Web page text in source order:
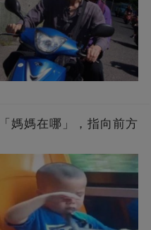
媽媽在哪」，指向前方